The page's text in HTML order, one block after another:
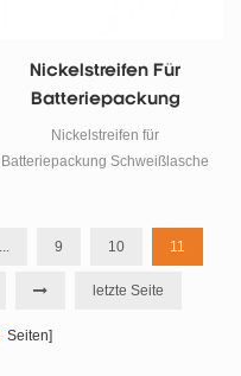
Nickelstreifen Für
Batteriepackung
Schweißlasche Breite
6mm
Nickelstreifen für
Batteriepackung Schweißlasche
... 9 10 11
letzte Seite
Seiten]